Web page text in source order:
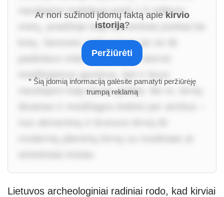
naudojami maždaug prieš 1,5 milijono
metų, pradžioje kaip akmeniniai įrankiai be
kotų. Senovės civilizacijose jie ne tik
padėdavo rinkti medieną ar skersti
medžiojamus gyvūnus, bet ir buvo
naudojami kaip kovos ginklai. Be to, kirvių
Ar nori sužinoti įdomų faktą apiekirvio
istoriją?
Peržiūrėti
* Šią įdomią informaciją galėsite pamatyti peržiūrėję
trumpą reklamą
Lietuvos archeologiniai radiniai rodo, kad kirviai